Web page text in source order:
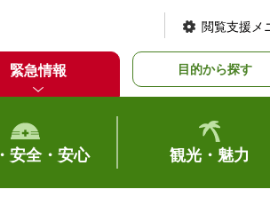
閲覧支援メ
緊急情報 目的から探す
安全・安心 観光・魅力